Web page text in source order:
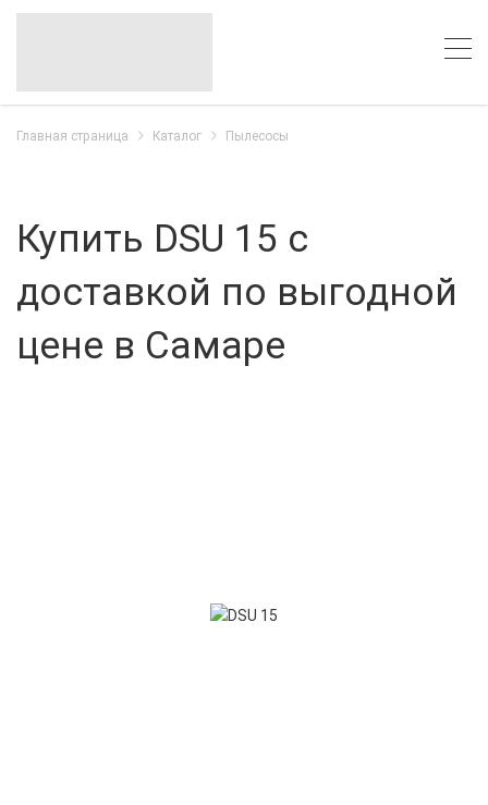
Главная страница Каталог Пылесосы
Купить DSU 15 с
доставкой по выгодной
цене в Самаре